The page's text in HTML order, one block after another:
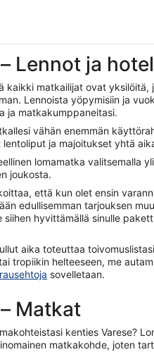
Lennot ja
kaikki matkailijat ovat yksilöitä,
Lennoista yöpymisiin ja
ja matkakumppaneitasi.
vähän enemmän
lentoliput ja majoitukset yhtä
lomamatka valitsemalla
joukosta.
että kun olet ensin
edullisemman tarjouksen
siihen hyvittämällä sinulle
aika toteuttaa
tropiikin helteeseen, me
sovelletaan.
Matkat
kenties Varese?
matkakohde, joten